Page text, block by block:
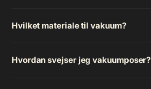
Hvilket materiale til vakuum?
Hvordan svejser jeg vakuumposer?